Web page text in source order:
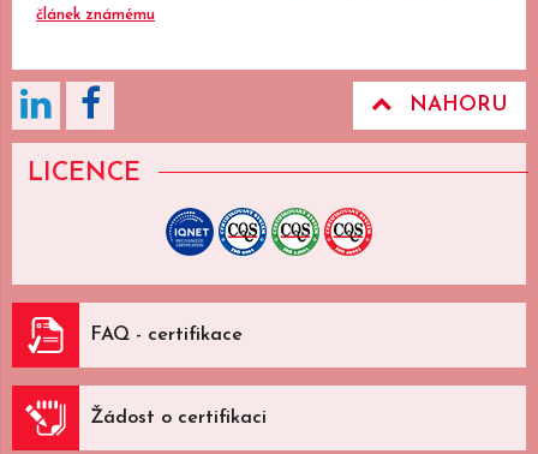
článek známému
NAHORU
LICENCE
FAQ - certifikace
Žádost o certifikaci